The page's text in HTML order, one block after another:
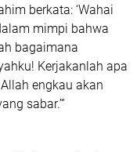
berkata: ‘Wahai
mimpi bahwa
bagaimana
Kerjakanlah apa
engkau akan
sabar.’”